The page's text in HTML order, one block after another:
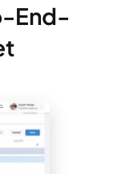
End-